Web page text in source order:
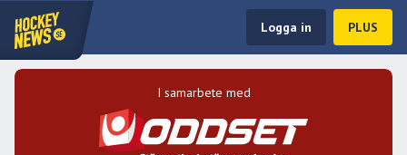
Logga in PLUS
I samarbete med